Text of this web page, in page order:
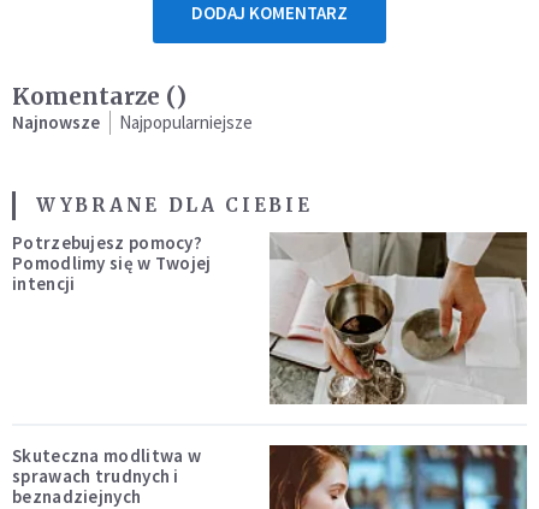
DODAJ KOMENTARZ
Komentarze ()
Najnowsze Najpopularniejsze
WYBRANE DLA CIEBIE
Potrzebujesz pomocy?
Pomodlimy się w Twojej
intencji
Skuteczna modlitwa w
sprawach trudnych i
beznadziejnych